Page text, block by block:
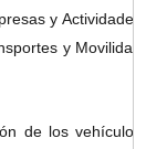
y Actividades
y Movilidad
de los vehículos